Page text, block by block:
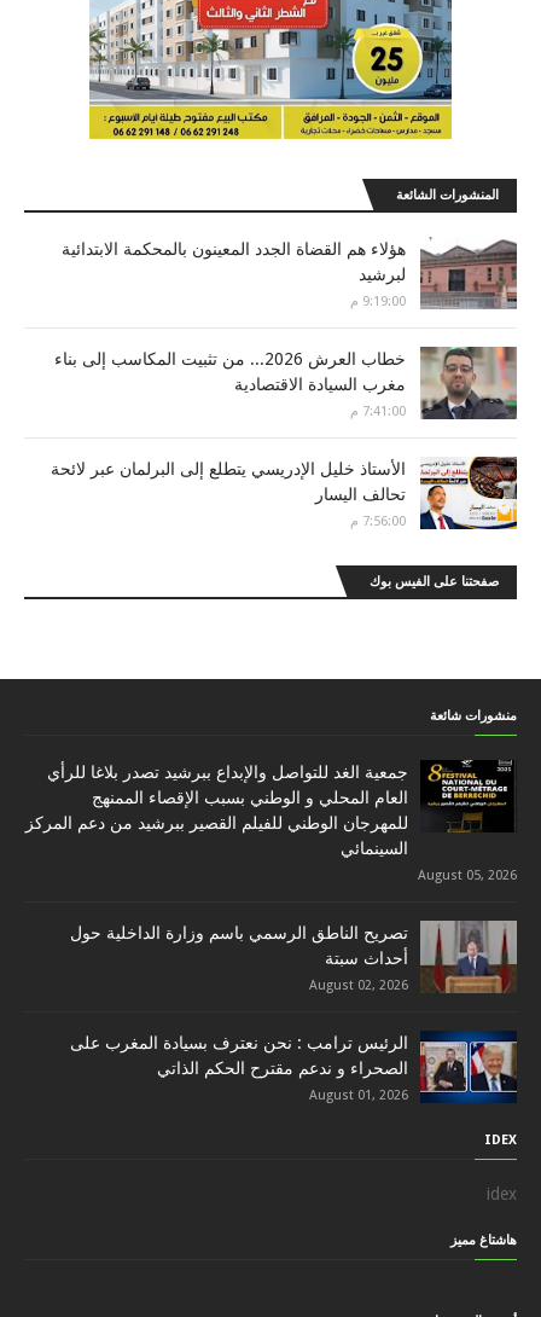
المنشورات الشائعة
هؤلاء هم القضاة الجدد المعينون بالمحكمة الابتدائية
لبرشيد
9:19:00 م
خطاب العرش 2026... من تثبيت المكاسب إلى بناء
مغرب السيادة الاقتصادية
7:41:00 م
الأستاذ خليل الإدريسي يتطلع إلى البرلمان عبر لائحة
تحالف اليسار
7:56:00 م
صفحتنا على الفيس بوك
منشورات شائعة
جمعية الغد للتواصل والإبداع ببرشيد تصدر بلاغا للرأي
العام المحلي و الوطني بسبب الإقصاء الممنهج
للمهرجان الوطني للفيلم القصير ببرشيد من دعم المركز
السينمائي
August 05, 2026
تصريح الناطق الرسمي باسم وزارة الداخلية حول
أحداث سبتة
August 02, 2026
الرئيس ترامب : نحن نعترف بسيادة المغرب على
الصحراء و ندعم مقترح الحكم الذاتي
August 01, 2026
IDEX
idex
هاشتاغ مميز